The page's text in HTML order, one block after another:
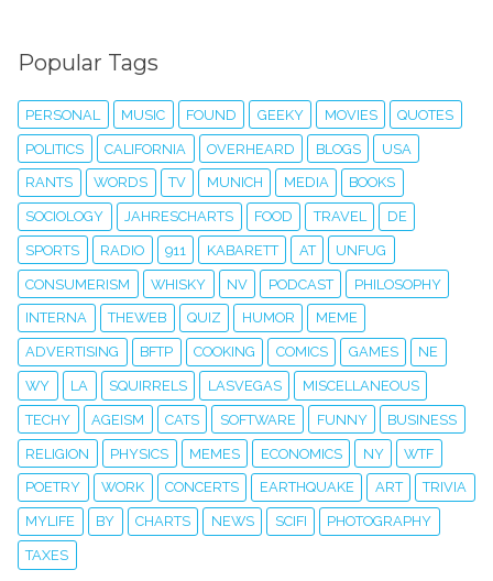
Popular Tags
PERSONAL MUSIC FOUND GEEKY MOVIES QUOTES
POLITICS CALIFORNIA OVERHEARD BLOGS USA
RANTS WORDS TV MUNICH MEDIA BOOKS
SOCIOLOGY JAHRESCHARTS FOOD TRAVEL DE
SPORTS RADIO 911 KABARETT AT UNFUG
CONSUMERISM WHISKY NV PODCAST PHILOSOPHY
INTERNA THEWEB QUIZ HUMOR MEME
ADVERTISING BFTP COOKING COMICS GAMES NE
WY LA SQUIRRELS LASVEGAS MISCELLANEOUS
TECHY AGEISM CATS SOFTWARE FUNNY BUSINESS
RELIGION PHYSICS MEMES ECONOMICS NY WTF
POETRY WORK CONCERTS EARTHQUAKE ART TRIVIA
MYLIFE BY CHARTS NEWS SCIFI PHOTOGRAPHY
TAXES